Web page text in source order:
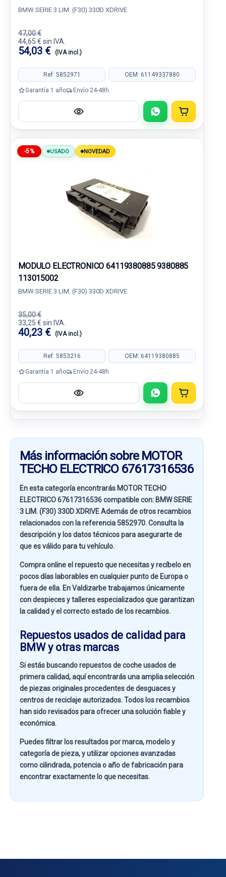
BMW SERIE 3 LIM. (F30) 330D XDRIVE
47,00 €
44,65 € sin IVA.
54,03 € (IVA incl.)
Ref: 5852971 OEM: 61149337880
Garantía 1 año Envío 24-48h
-5% USADO NOVEDAD
MODULO ELECTRONICO 64119380885 9380885
113015002
BMW SERIE 3 LIM. (F30) 330D XDRIVE
35,00 €
33,25 € sin IVA.
40,23 € (IVA incl.)
Ref: 5853216 OEM: 64119380885
Garantía 1 año Envío 24-48h
Más información sobre MOTOR
TECHO ELECTRICO 67617316536
En esta categoría encontrarás MOTOR TECHO
ELECTRICO 67617316536 compatible con: BMW SERIE
3 LIM. (F30) 330D XDRIVEAdemás de otros recambios
relacionados con la referencia 5852970. Consulta la
descripción y los datos técnicos para asegurarte de
que es válido para tu vehículo.
Compra online el repuesto que necesitas y recíbelo en
pocos días laborables en cualquier punto de Europa o
fuera de ella. EnValdizarbetrabajamos únicamente
con despieces y talleres especializados que garantizan
la calidad y el correcto estado de los recambios.
Repuestos usados de calidad para
BMW y otras marcas
Si estás buscandorepuestos de coche usados de
primera calidad, aquí encontrarás una amplia selección
de piezas originales procedentes de desguaces y
centros de reciclaje autorizados. Todos los recambios
han sido revisados para ofrecer una solución fiable y
económica.
Puedes filtrar los resultados pormarca, modelo y
categoría de pieza, y utilizar opciones avanzadas
comocilindrada, potencia o año de fabricaciónpara
encontrar exactamente lo que necesitas.